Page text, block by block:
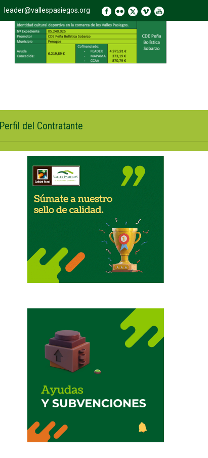
leader@vallespasiegos.org
Perfil del Contratante